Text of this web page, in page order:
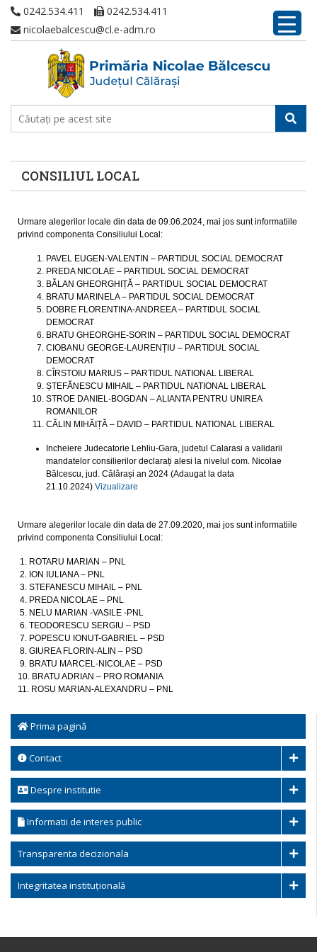
0242.534.411
0242.534.411
nicolaebalcescu@cl.e-adm.ro
CONSILIUL LOCAL
Prima pagină
Contact
Despre institutie
Informatii de interes public
Transparenta decizionala
Integritatea instituțională
Urmare alegerilor locale din data de 09.06.2024, mai jos sunt informatiile
privind componenta Consiliului Local:
PAVEL EUGEN-VALENTIN – PARTIDUL SOCIAL DEMOCRAT
PREDA NICOLAE – PARTIDUL SOCIAL DEMOCRAT
BĂLAN GHEORGHIȚĂ – PARTIDUL SOCIAL DEMOCRAT
BRATU MARINELA – PARTIDUL SOCIAL DEMOCRAT
DOBRE FLORENTINA-ANDREEA – PARTIDUL SOCIAL
DEMOCRAT
BRATU GHEORGHE-SORIN – PARTIDUL SOCIAL DEMOCRAT
CIOBANU GEORGE-LAURENȚIU – PARTIDUL SOCIAL
DEMOCRAT
CÎRSTOIU MARIUS – PARTIDUL NATIONAL LIBERAL
ȘTEFĂNESCU MIHAIL – PARTIDUL NATIONAL LIBERAL
STROE DANIEL-BOGDAN – ALIANTA PENTRU UNIREA
ROMANILOR
CĂLIN MIHĂIȚĂ – DAVID – PARTIDUL NATIONAL LIBERAL
Incheiere Judecatorie Lehliu-Gara, judetul Calarasi a validarii
mandatelor consilierilor declarați alesi la nivelul com. Nicolae
Bălcescu, jud. Călărași an 2024 (Adaugat la data
21.10.2024) Vizualizare
Urmare alegerilor locale din data de 27.09.2020, mai jos sunt informatiile
privind componenta Consiliului Local:
1. ROTARU MARIAN – PNL
2. ION IULIANA – PNL
3. STEFANESCU MIHAIL – PNL
4. PREDA NICOLAE – PNL
5. NELU MARIAN -VASILE -PNL
6. TEODORESCU SERGIU – PSD
7. POPESCU IONUT-GABRIEL – PSD
8. GIUREA FLORIN-ALIN – PSD
9. BRATU MARCEL-NICOLAE – PSD
10. BRATU ADRIAN – PRO ROMANIA
11. ROSU MARIAN-ALEXANDRU – PNL